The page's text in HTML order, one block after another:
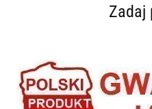
Zadaj